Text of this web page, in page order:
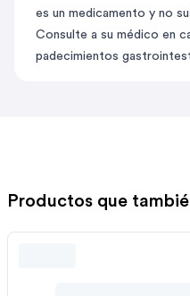
es un medicamento y no
Consulte a su médico en
padecimientos
Productos que